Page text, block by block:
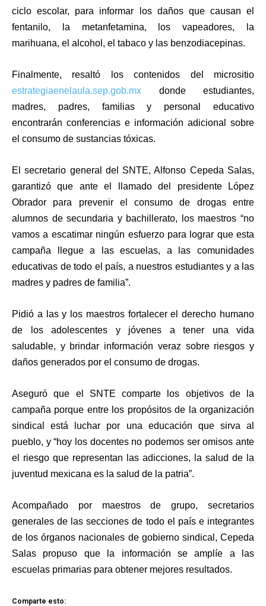
ciclo escolar, para informar los daños que causan el
fentanilo, la metanfetamina, los vapeadores, la
marihuana, el alcohol, el tabaco y las benzodiacepinas.
Finalmente, resaltó los contenidos del micrositio
estrategiaenelaula.sep.gob.mx donde estudiantes,
madres, padres, familias y personal educativo
encontrarán conferencias e información adicional sobre
el consumo de sustancias tóxicas.
El secretario general del SNTE, Alfonso Cepeda Salas,
garantizó que ante el llamado del presidente López
Obrador para prevenir el consumo de drogas entre
alumnos de secundaria y bachillerato, los maestros “no
vamos a escatimar ningún esfuerzo para lograr que esta
campaña llegue a las escuelas, a las comunidades
educativas de todo el país, a nuestros estudiantes y a las
madres y padres de familia”.
Pidió a las y los maestros fortalecer el derecho humano
de los adolescentes y jóvenes a tener una vida
saludable, y brindar información veraz sobre riesgos y
daños generados por el consumo de drogas.
Aseguró que el SNTE comparte los objetivos de la
campaña porque entre los propósitos de la organización
sindical está luchar por una educación que sirva al
pueblo, y “hoy los docentes no podemos ser omisos ante
el riesgo que representan las adicciones, la salud de la
juventud mexicana es la salud de la patria”.
Acompañado por maestros de grupo, secretarios
generales de las secciones de todo el país e integrantes
de los órganos nacionales de gobierno sindical, Cepeda
Salas propuso que la información se amplíe a las
escuelas primarias para obtener mejores resultados.
Comparte esto: